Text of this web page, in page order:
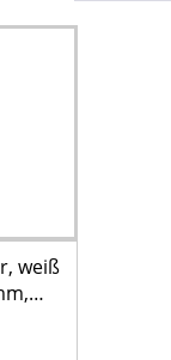
weiß
8